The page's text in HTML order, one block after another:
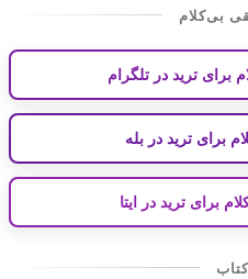
بی‌کلام
برای ترید در تلگرام
برای ترید در بله
برای ترید در ایتا